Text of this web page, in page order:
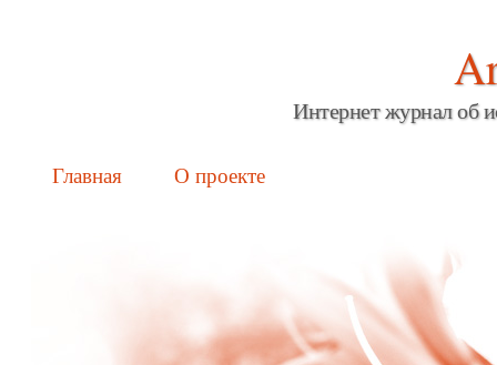
Интернет журнал об
Main menu
Skip
Главная О проекте